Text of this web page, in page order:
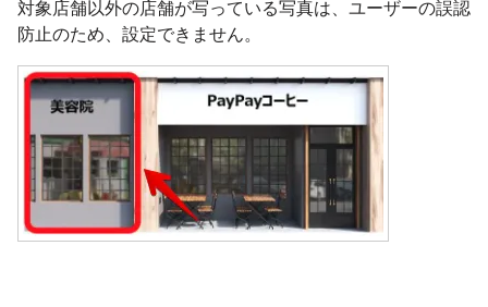
対象店舗以外の店舗が写っている写真は、ユーザーの誤認
防止のため、設定できません。